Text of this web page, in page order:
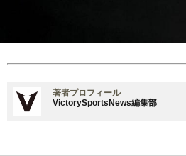
著者プロフィール
VictorySportsNews編集部